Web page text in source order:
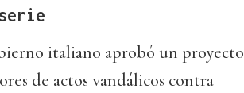
italiano aprobó un proyecto
de actos vandálicos contra